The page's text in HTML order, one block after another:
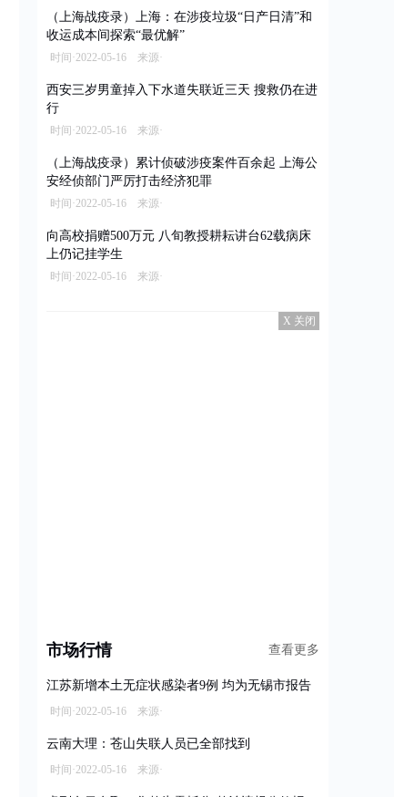
（上海战疫录）上海：在涉疫垃圾“日产日清”和
收运成本间探索“最优解”
时间·2022-05-16 来源·
西安三岁男童掉入下水道失联近三天 搜救仍在进
行
时间·2022-05-16 来源·
（上海战疫录）累计侦破涉疫案件百余起 上海公
安经侦部门严厉打击经济犯罪
时间·2022-05-16 来源·
向高校捐赠500万元 八旬教授耕耘讲台62载病床
上仍记挂学生
时间·2022-05-16 来源·
X 关闭
市场行情 查看更多
江苏新增本土无症状感染者9例 均为无锡市报告
时间·2022-05-16 来源·
云南大理：苍山失联人员已全部找到
时间·2022-05-16 来源·